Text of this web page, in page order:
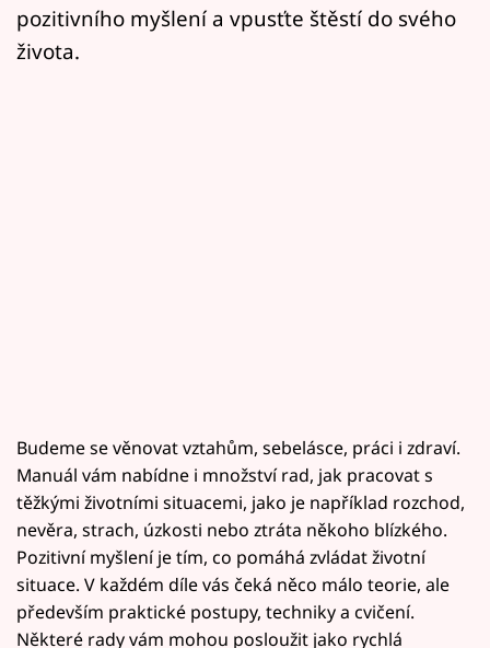
Přihlášení
pozitivního myšlení a vpusťte štěstí do svého
života.
Budeme se věnovat vztahům, sebelásce, práci i zdraví.
Manuál vám nabídne i množství rad, jak pracovat s
těžkými životními situacemi, jako je například rozchod,
nevěra, strach, úzkosti nebo ztráta někoho blízkého.
Pozitivní myšlení je tím, co pomáhá zvládat životní
situace. V každém díle vás čeká něco málo teorie, ale
především praktické postupy, techniky a cvičení.
Některé rady vám mohou posloužit jako rychlá